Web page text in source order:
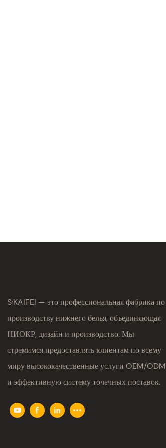
S·KAIFEI — это профессиональная фабрика по
производству нижнего белья, объединяющая
НИОКР, дизайн и производство. Мы
стремимся предоставлять клиентам по всему
миру высококачественные услуги OEM/ODM
и эффективную систему точечных поставок.